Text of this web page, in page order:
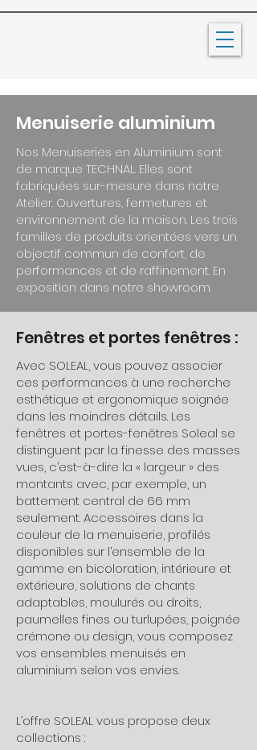
Menuiserie aluminium
Nos Menuiseries en Aluminium sont
de marque TECHNAL. Elles sont
fabriquées sur-mesure dans notre
Atelier. Ouvertures, fermetures et
environnement de la maison. Les trois
familles de produits orientées vers un
objectif commun de confort, de
performances et de raffinement. En
exposition dans notre showroom.
Fenêtres et portes fenêtres :
Avec SOLEAL, vous pouvez associer
ces performances à une recherche
esthétique et ergonomique soignée
dans les moindres détails. Les
fenêtres et portes-fenêtres Soleal se
distinguent par la finesse des masses
vues, c’est-à-dire la « largeur » des
montants avec, par exemple, un
battement central de 66 mm
seulement. Accessoires dans la
couleur de la menuiserie, profilés
disponibles sur l’ensemble de la
gamme en bicoloration, intérieure et
extérieure, solutions de chants
adaptables, moulurés ou droits,
paumelles fines ou turlupées, poignée
crémone ou design, vous composez
vos ensembles menuisés en
aluminium selon vos envies.
L’offre SOLEAL vous propose deux
collections :